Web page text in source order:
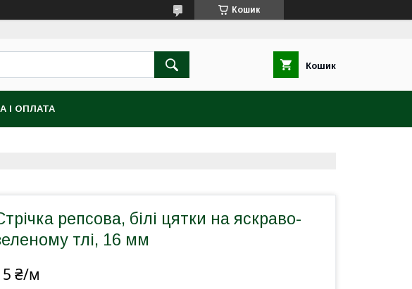
Кошик
Кошик
І ОПЛАТА
репсова, білі цятки на яскраво-
тлі, 16 мм
₴/м